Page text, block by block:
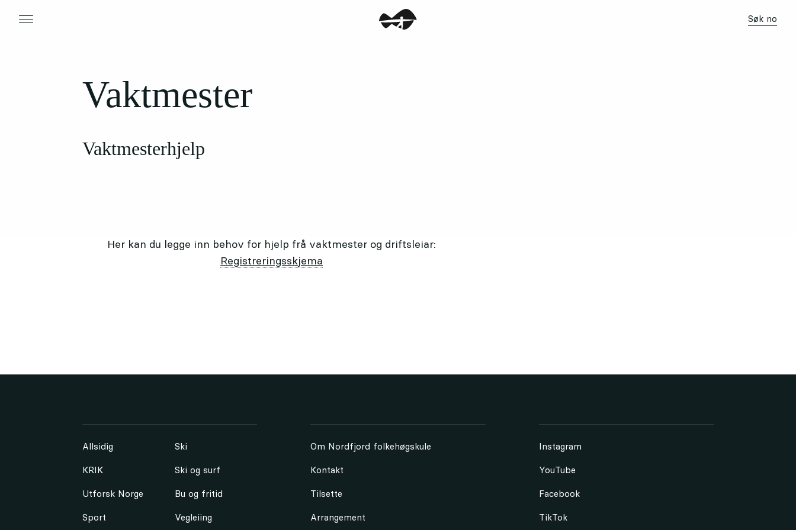
Søk no
Vaktmester
Vaktmesterhjelp
Her kan du legge inn behov for hjelp frå vaktmester og driftsleiar:
Registreringsskjema
Allsidig
KRIK
Utforsk Norge
Sport
Ski
Ski og surf
Bu og fritid
Vegleiing
Om Nordfjord folkehøgskule
Kontakt
Tilsette
Arrangement
Instagram
YouTube
Facebook
TikTok